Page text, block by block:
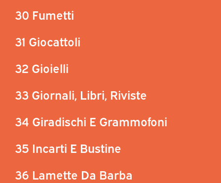
30 Fumetti
31 Giocattoli
32 Gioielli
33 Giornali, Libri, Riviste
34 Giradischi E Grammofoni
35 Incarti E Bustine
36 Lamette Da Barba